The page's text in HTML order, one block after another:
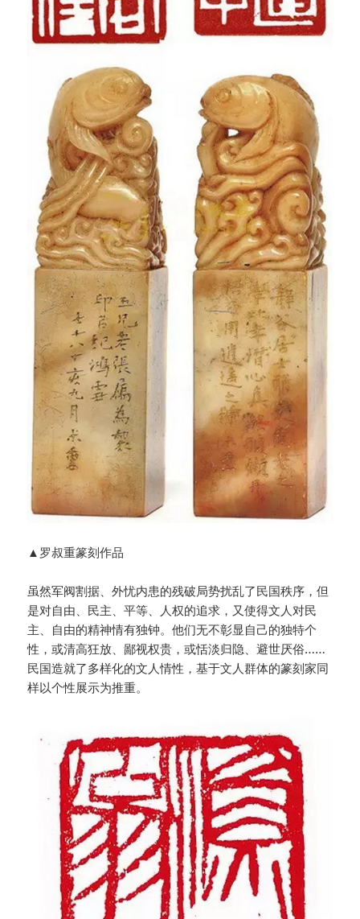
▲罗叔重篆刻作品
虽然军阀割据、外忧内患的残破局势扰乱了民国秩序，但
是对自由、民主、平等、人权的追求，又使得文人对民
主、自由的精神情有独钟。他们无不彰显自己的独特个
性，或清高狂放、鄙视权贵，或恬淡归隐、避世厌俗……
民国造就了多样化的文人情性，基于文人群体的篆刻家同
样以个性展示为推重。